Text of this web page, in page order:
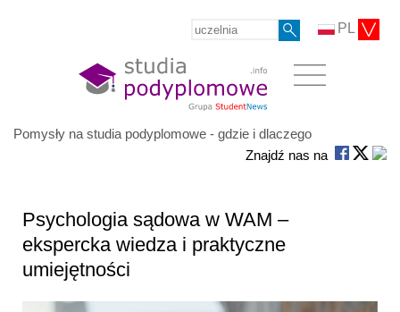
PL
Pomysły na studia podyplomowe - gdzie i dlaczego
Znajdź nas na
Psychologia sądowa w WAM –
ekspercka wiedza i praktyczne
umiejętności